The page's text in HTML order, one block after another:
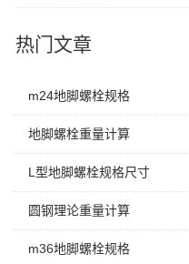
热门文章
m24地脚螺栓规格
地脚螺栓重量计算
L型地脚螺栓规格尺寸
圆钢理论重量计算
m36地脚螺栓规格